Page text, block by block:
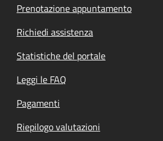
Prenotazione appuntamento
Richiedi assistenza
Statistiche del portale
Leggi le FAQ
Pagamenti
Riepilogo valutazioni